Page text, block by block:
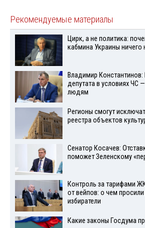
Рекомендуемые материалы
Цирк, а не политика:
кабмина Украины ничего
Владимир Константинов:
депутата в условиях ЧС
людям
Регионы смогут
реестра объектов
Сенатор Косачев:
поможет Зеленскому
Контроль за тарифами
от вейпов: о чем
избиратели
Какие законы Госдума